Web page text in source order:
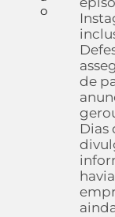
o
de
Dias